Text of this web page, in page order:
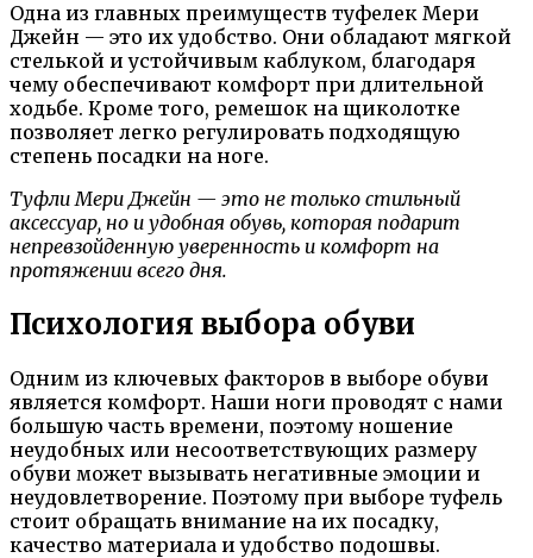
Одна из главных преимуществ туфелек Мери
Джейн — это их удобство. Они обладают мягкой
стелькой и устойчивым каблуком, благодаря
чему обеспечивают комфорт при длительной
ходьбе. Кроме того, ремешок на щиколотке
позволяет легко регулировать подходящую
степень посадки на ноге.
Туфли Мери Джейн — это не только стильный
аксессуар, но и удобная обувь, которая подарит
непревзойденную уверенность и комфорт на
протяжении всего дня.
Психология выбора обуви
Одним из ключевых факторов в выборе обуви
является комфорт. Наши ноги проводят с нами
большую часть времени, поэтому ношение
неудобных или несоответствующих размеру
обуви может вызывать негативные эмоции и
неудовлетворение. Поэтому при выборе туфель
стоит обращать внимание на их посадку,
качество материала и удобство подошвы.